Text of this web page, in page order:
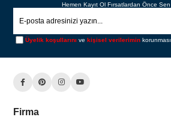
Hemen Kayıt Ol Fırsatlardan Önce
Üyelik koşullarını vekişisel verilerimin
Firma